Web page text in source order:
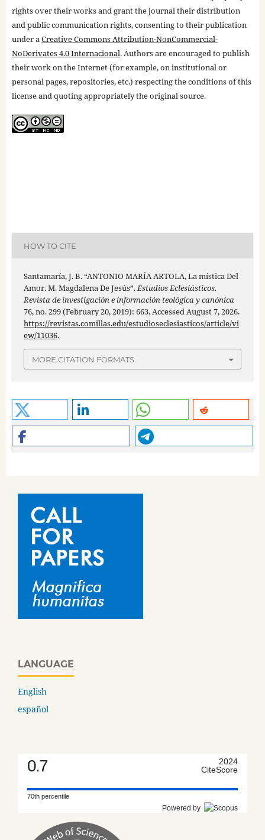
rights over their works and grant the journal their distribution
and public communication rights, consenting to their publication
under aCreative Commons Attribution-NonCommercial-
NoDerivates 4.0 Internacional. Authors are encouraged to publish
their work on the Internet (for example, on institutional or
personal pages, repositories, etc.) respecting the conditions of this
license and quoting appropriately the original source.
HOW TO CITE
Santamaría, J. B. “ANTONIO MARÍA ARTOLA, La mística Del
Amor. M. Magdalena De Jesús”.Estudios Eclesiásticos.
Revista de investigación e información teológica y canónica
76, no. 299 (February 20, 2019): 663. Accessed August 7, 2026.
https://revistas.comillas.edu/estudioseclesiasticos/article/vi
ew/11036.
MORE CITATION FORMATS
LANGUAGE
English
español
0.7
2024
CiteScore
70th percentile
Powered by